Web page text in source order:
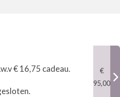
€ 16,75 cadeau.
€
95,00